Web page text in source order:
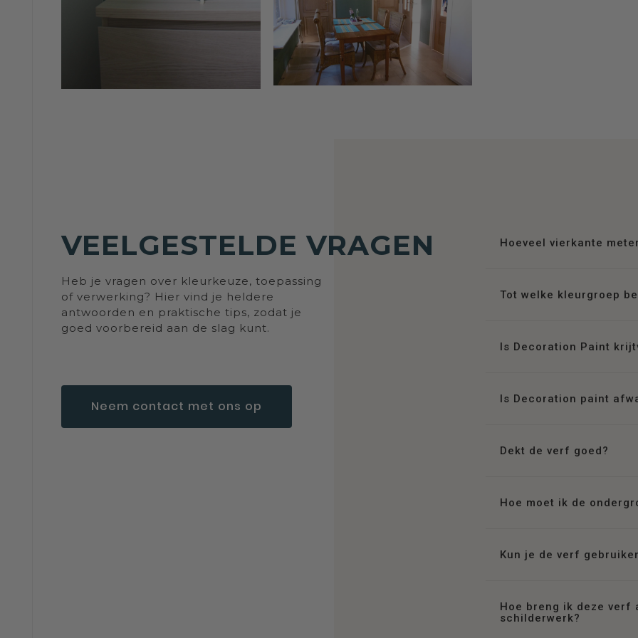
VEELGESTELDE VRAGEN
Heb je vragen over kleurkeuze, toepassing
of verwerking? Hier vind je heldere
antwoorden en praktische tips, zodat je
goed voorbereid aan de slag kunt.
Neem contact met ons op
Hoeveel vierkante
Tot welke kleurgroep
Is Decoration Paint
Is Decoration paint
Dekt de verf goed?
Hoe moet ik de
Kun je de verf
Hoe breng ik deze verf
schilderwerk?